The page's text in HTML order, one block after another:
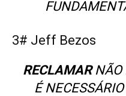
3# Jeff Bezos
RECLAMARNÃO
É